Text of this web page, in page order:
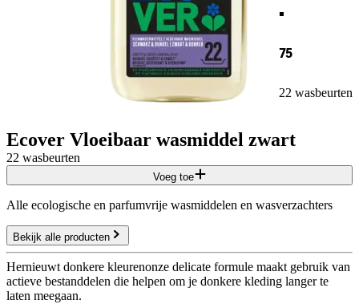
.
75
22 wasbeurten
Ecover Vloeibaar wasmiddel zwart
22 wasbeurten
Voeg toe
Alle ecologische en parfumvrije wasmiddelen en wasverzachters
Bekijk alle producten
Hernieuwt donkere kleurenonze delicate formule maakt gebruik van
actieve bestanddelen die helpen om je donkere kleding langer te
laten meegaan.